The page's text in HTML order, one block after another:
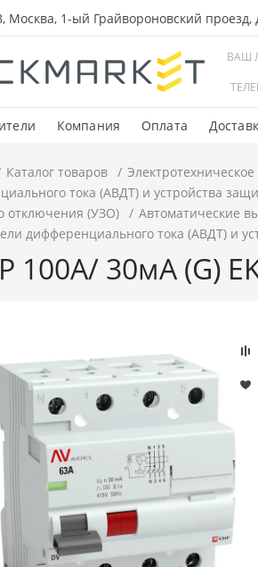
Москва, 1-ый Грайвороновский проезд,
ВАШ
Компания Оплата
системы
Каталог товаров
тока (АВДТ) и устройства
отключения (УЗО)
Автоматические
дифференциального тока (АВДТ) и
100А/ 30мА (G)